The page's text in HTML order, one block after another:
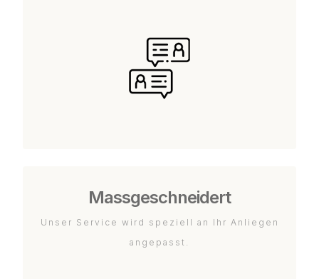
Massgeschneidert
Unser Service wird speziell an Ihr Anliegen
angepasst.